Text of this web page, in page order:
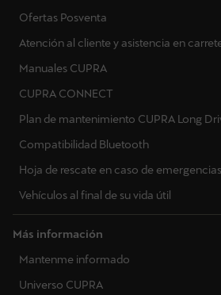
Ofertas Posventa
Atención al cliente y asistencia en
Manuales CUPRA
CUPRA CONNECT
Plan de mantenimiento CUPRA Long
Compatibilidad Bluetooth
Hoja de rescate en caso de emergencias
Vehículos al final de su vida útil
Más información
Mantenme informado
Universo CUPRA